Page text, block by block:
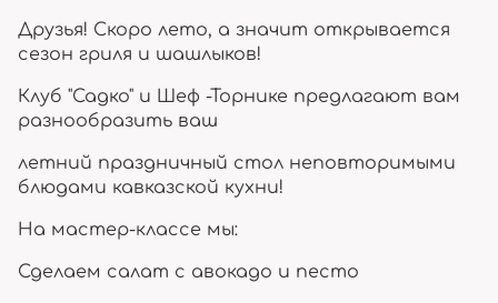
Друзья! Скоро лето, а значит открывается
сезон гриля и шашлыков!
Клуб "Садко" и Шеф -Торнике предлагают вам
разнообразить ваш
летний праздничный стол неповторимыми
блюдами кавказской кухни!
На мастер-классе мы:
Сделаем салат с авокадо и песто